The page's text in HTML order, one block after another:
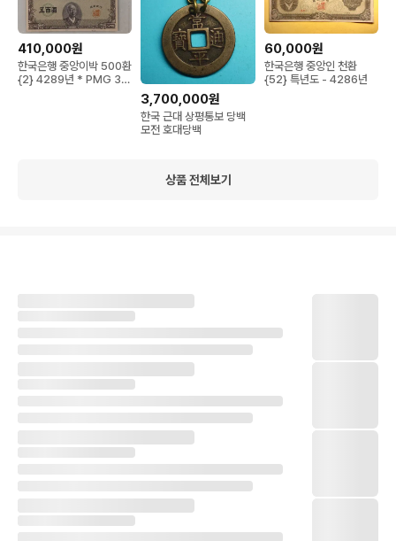
410,000원
한국은행 중앙이박 500환
{2} 4289년 * PMG 35
3,700,000원
한국 근대 상평통보 당백
모전 호대당백
60,000원
한국은행 중앙인 천환
{52} 특년도 - 4286년
상품 전체보기